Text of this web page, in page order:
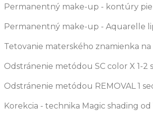
Permanentný make-up - kontúry
Permanentný make-up - Aquarelle
Tetovanie materského znamienka na
Odstránenie metódou SC color X 1-2
Odstránenie metódou REMOVAL 1
Korekcia - technika Magic shading